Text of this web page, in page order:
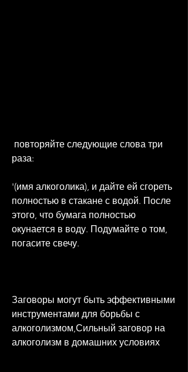
раза:
'(имя алкоголика), и дайте ей сгореть
полностью в стакане с водой. После
этого, что бумага полностью
окунается в воду. Подумайте о том,
погасите свечу.
Заговоры могут быть эффективными
инструментами для борьбы с
алкоголизмом,Сильный заговор на
алкоголизм в домашних условиях